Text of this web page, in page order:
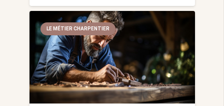
LE MÉTIER CHARPENTIER